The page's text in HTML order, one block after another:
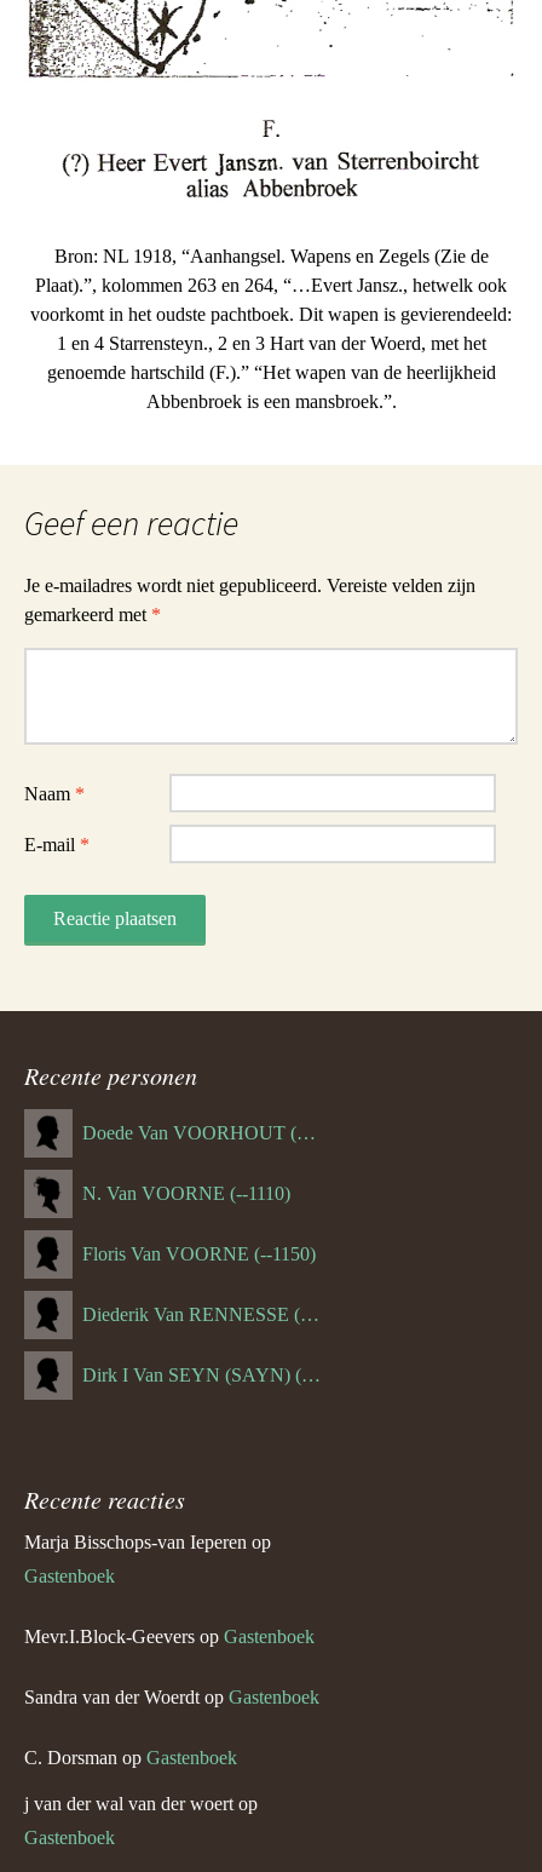
Bron: NL 1918, “Aanhangsel. Wapens en Zegels (Zie de
Plaat).”, kolommen 263 en 264, “…Evert Jansz., hetwelk ook
voorkomt in het oudste pachtboek. Dit wapen is gevierendeeld:
1 en 4 Starrensteyn., 2 en 3 Hart van der Woerd, met het
genoemde hartschild (F.).” “Het wapen van de heerlijkheid
Abbenbroek is een mansbroek.”.
Geef een reactie
Je e-mailadres wordt niet gepubliceerd. Vereiste velden zijn
gemarkeerd met *
Naam *
E-mail *
Recente personen
Doede Van VOORHOUT (Van FORNEHOLT) (--1101)
N. Van VOORNE (--1110)
Floris Van VOORNE (--1150)
Diederik Van RENNESSE (--1144)
Dirk I Van SEYN (SAYN) (--1120)
Recente reacties
Marja Bisschops-van Ieperen op
Gastenboek
Mevr.I.Block-Geevers op Gastenboek
Sandra van der Woerdt op Gastenboek
C. Dorsman op Gastenboek
j van der wal van der woert op
Gastenboek